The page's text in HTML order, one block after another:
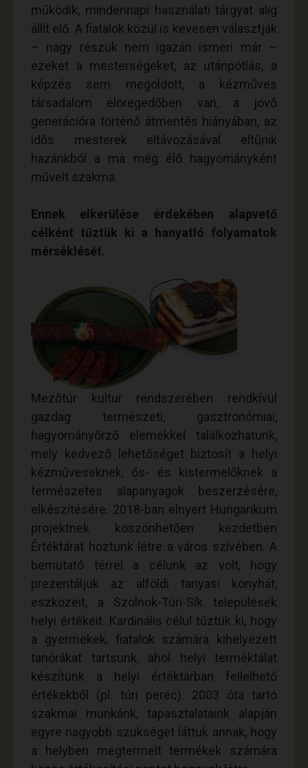
működik, mindennapi használati tárgyat alig
állít elő. A fiatalok közül is kevesen választják
– nagy részük nem igazán ismeri már –
ezeket a mesterségeket, az utánpótlás, a
képzés sem megoldott, a kézműves
társadalom elöregedőben van, a jövő
generációra történő átmentés hiányában, az
idős mesterek eltávozásával eltűnik
hazánkból a ma még élő hagyományként
művelt szakma.
Ennek elkerülése érdekében alapvető
célként tűztük ki a hanyatló folyamatok
mérséklését.
Mezőtúr kultur rendszerében rendkívül
gazdag természeti, gasztronómiai,
hagyományőrző elemekkel találkozhatunk,
mely kedvező lehetőséget biztosít a helyi
kézműveseknek, ős- és kistermelőknek a
természetes alapanyagok beszerzésére,
elkészítésére. 2018-ban elnyert Hungarikum
projektnek köszönhetően kezdetben
Értéktárat hoztunk létre a város szívében. A
bemutató térrel a célunk az volt, hogy
prezentáljuk az alföldi tanyasi konyhát,
eszközeit, a Szolnok-Túri-Sík települések
helyi értékeit. Kardinális célul tűztük ki, hogy
a gyermekek, fiatalok számára kihelyezett
tanórákat tartsunk, ahol helyi terméktálat
készítünk a helyi értéktárban fellelhető
értékekből (pl. túri perec). 2003 óta tartó
szakmai munkánk, tapasztalataink alapján
egyre nagyobb szükségét láttuk annak, hogy
a helyben megtermelt termékek számára